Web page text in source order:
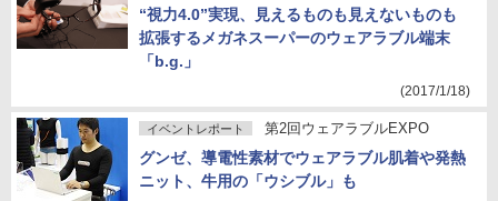
“視力4.0”実現、見えるものも見えないものも
拡張するメガネスーパーのウェアラブル端末
「b.g.」
(2017/1/18)
イベントレポート 第2回ウェアラブルEXPO
グンゼ、導電性素材でウェアラブル肌着や発熱
ニット、牛用の「ウシブル」も